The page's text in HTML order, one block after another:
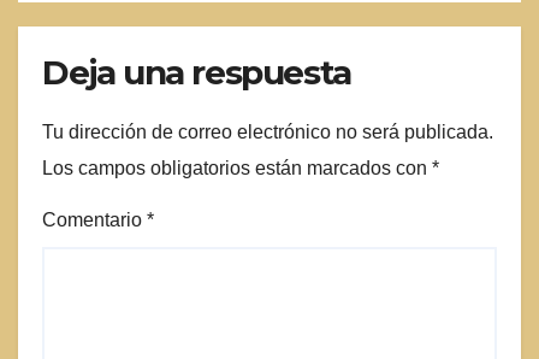
Deja una respuesta
Tu dirección de correo electrónico no será publicada.
Los campos obligatorios están marcados con *
Comentario *